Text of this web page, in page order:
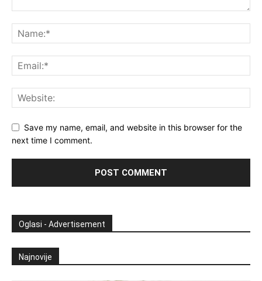
Save my name, email, and website in this browser for the
next time I comment.
Oglasi - Advertisement
Najnovije